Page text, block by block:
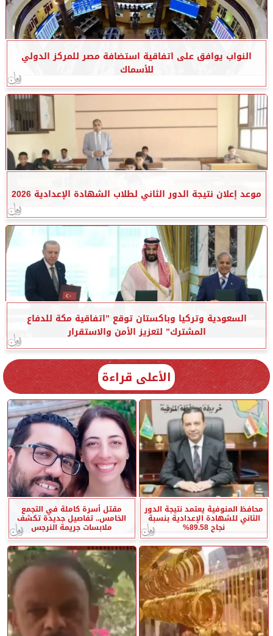
النواب يوافق على اتفاقية استضافة مصر للمركز الدولي
للأسماك
موعد إعلان نتيجة الدور الثاني لطلاب الشهادة الإعدادية 2026
السعودية وتركيا وباكستان توقع ”اتفاقية مكة للدفاع
المشترك” لتعزيز الأمن والاستقرار
الأعلى قراءة
محافظ المنوفية يعتمد نتيجة الدور
الثاني للشهادة الإعدادية بنسبة
نجاح 89.58%
مقتل أسرة كاملة في التجمع
الخامس.. تفاصيل جديدة تكشف
ملابسات جريمة النرجس